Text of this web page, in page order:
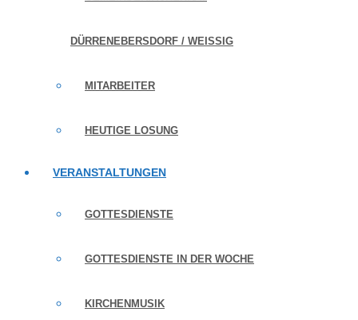
DÜRRENEBERSDORF / WEISSIG
MITARBEITER
HEUTIGE LOSUNG
VERANSTALTUNGEN
GOTTESDIENSTE
GOTTESDIENSTE IN DER WOCHE
KIRCHENMUSIK